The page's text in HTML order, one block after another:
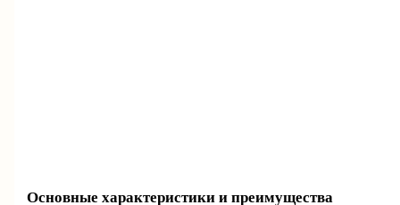
Основные характеристики и преимущества